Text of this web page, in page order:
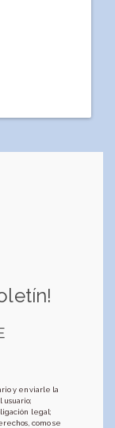
y enviarle la
usuario;
legal;
como se